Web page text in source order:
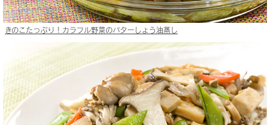
きのこたっぷり！カラフル野菜のバターしょう油蒸し